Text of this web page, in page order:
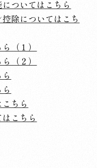
ついてはこちら
除についてはこち
（１）
（２）
ちら
こちら